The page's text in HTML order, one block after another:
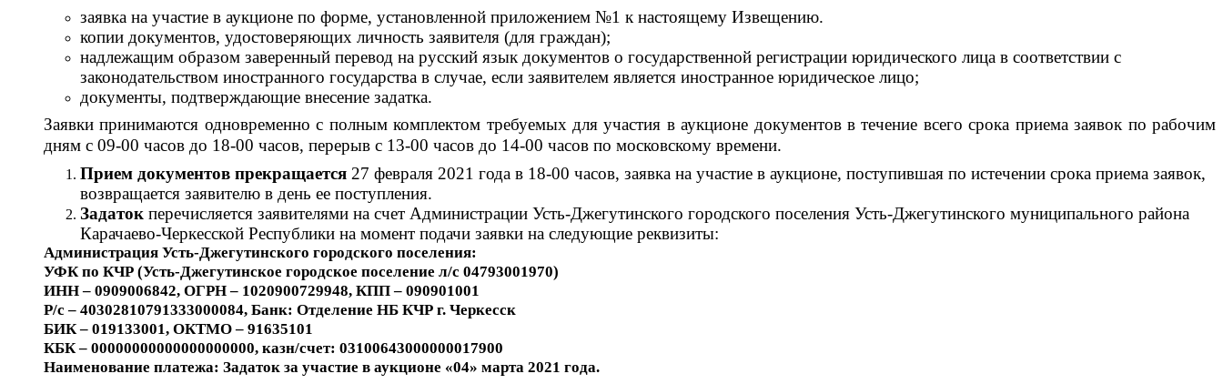
заявка на участие в аукционе по форме, установленной приложением №1 к настоящему Извещению.
копии документов, удостоверяющих личность заявителя (для граждан);
надлежащим образом заверенный перевод на русский язык документов о государственной регистрации юридического лица в соответствии с
законодательством иностранного государства в случае, если заявителем является иностранное юридическое лицо;
документы, подтверждающие внесение задатка.
Заявки принимаются одновременно с полным комплектом требуемых для участия в аукционе документов в течение всего срока приема заявок по рабочим
дням с 09-00 часов до 18-00 часов, перерыв с 13-00 часов до 14-00 часов по московскому времени.
Прием документов прекращается 27 февраля 2021 года в 18-00 часов, заявка на участие в аукционе, поступившая по истечении срока приема заявок,
возвращается заявителю в день ее поступления.
Задаток перечисляется заявителями на счет Администрации Усть-Джегутинского городского поселения Усть-Джегутинского муниципального района
Карачаево-Черкесской Республики на момент подачи заявки на следующие реквизиты:
Администрация Усть-Джегутинского городского поселения:
УФК по КЧР (Усть-Джегутинское городское поселение л/с 04793001970)
ИНН – 0909006842, ОГРН – 1020900729948, КПП – 090901001
Р/с – 40302810791333000084, Банк: Отделение НБ КЧР г. Черкесск
БИК – 019133001, ОКТМО – 91635101
КБК – 00000000000000000000, казн/счет: 03100643000000017900
Наименование платежа: Задаток за участие в аукционе «04» марта 2021 года.